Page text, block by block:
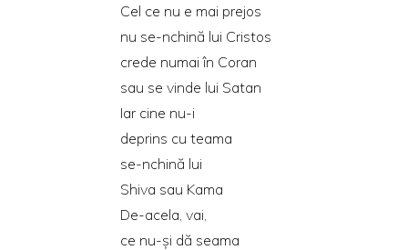
Cel ce nu e mai prejos
nu se-nchină lui Cristos
crede numai în Coran
sau se vinde lui Satan
Iar cine nu-i
deprins cu teama
se-nchină lui
Shiva sau Kama
De-acela, vai,
ce nu-şi dă seama